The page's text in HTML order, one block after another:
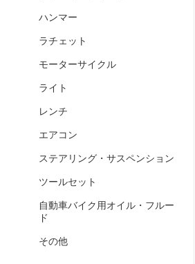
ハンマー
ラチェット
モーターサイクル
ライト
レンチ
エアコン
ステアリング・サスペンション
ツールセット
自動車バイク用オイル・フルー
ド
その他